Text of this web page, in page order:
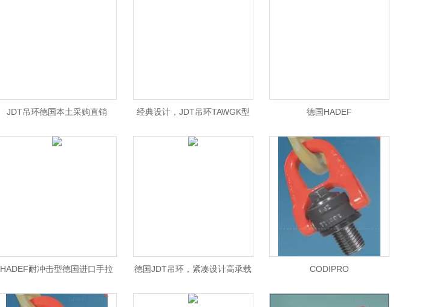
JDT吊环德国本土采购直销 经典设计，JDT吊环TAWGK型 德国HADEF
HADEF耐冲击型德国进口手拉
葫芦
德国JDT吊环，紧凑设计高承载
能力TAPS焊接型吊环
CODIPRO